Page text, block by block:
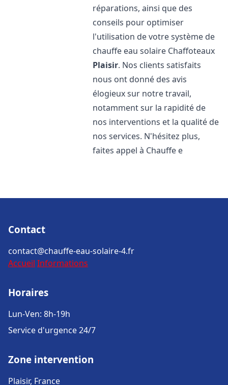
réparations, ainsi que des
conseils pour optimiser
l'utilisation de votre système de
chauffe eau solaire Chaffoteaux
Plaisir. Nos clients satisfaits
nous ont donné des avis
élogieux sur notre travail,
notamment sur la rapidité de
nos interventions et la qualité de
nos services. N'hésitez plus,
faites appel à Chauffe e
Contact
contact@chauffe-eau-solaire-4.fr
Accueil Informations
Horaires
Lun-Ven: 8h-19h
Service d'urgence 24/7
Zone intervention
Plaisir, France